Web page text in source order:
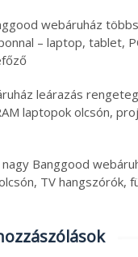
webáruház
– laptop, tablet,
leárazás
laptopok olcsón,
Banggood
TV hangszórók,